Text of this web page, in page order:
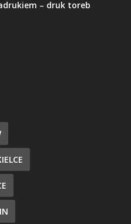
– druk toreb